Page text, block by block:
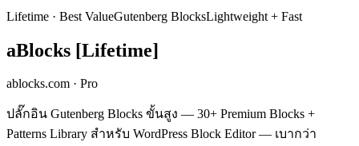
Lifetime · Best ValueGutenberg BlocksLightweight + Fast
aBlocks [Lifetime]
ablocks.com · Pro
ปลั๊กอิน Gutenberg Blocks ขั้นสูง — 30+ Premium Blocks +
Patterns Library สำหรับ WordPress Block Editor — เบากว่า